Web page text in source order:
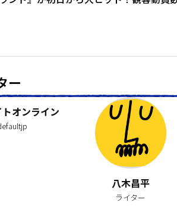
ー
オンライン
八木昌平
ライター